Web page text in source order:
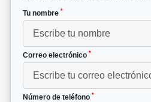
Tu nombre *
Correo electrónico *
Número de teléfono *